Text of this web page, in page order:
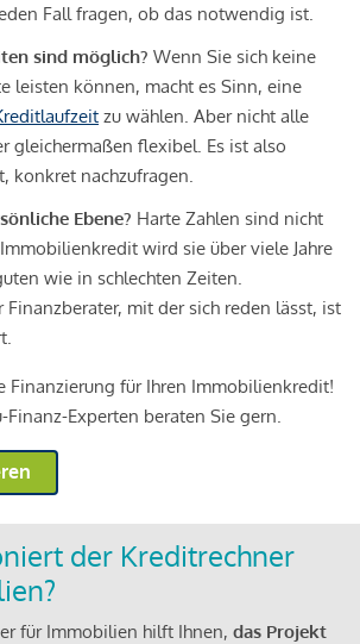
Fall fragen, ob das notwendig ist.
sind möglich? Wenn Sie sich keine
leisten können, macht es Sinn, eine
zu wählen. Aber nicht alle
gleichermaßen flexibel. Es ist also
konkret nachzufragen.
Ebene? Harte Zahlen sind nicht
wird sie über viele Jahre
wie in schlechten Zeiten.
Finanzberater, mit der sich reden lässt, ist
Finanzierung für Ihren Immobilienkredit!
Experten beraten Sie gern.
der Kreditrechner
für Immobilien hilft Ihnen, das Projekt